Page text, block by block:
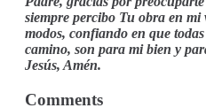
siempre percibo Tu obra en mi
modos, confiando en que
camino, son para mi bien y
Jesús, Amén.
Comments